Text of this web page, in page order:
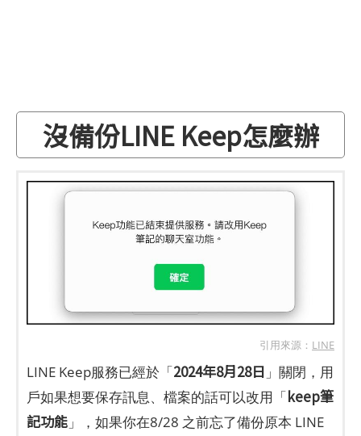
沒備份LINE Keep怎麼辦
引用來源： LINE
LINE Keep服務已經於「2024年8月28日 」關閉，用
戶如果想要保存訊息、檔案的話可以改用「keep筆
記功能 」，如果你在8/28 之前忘了備份原本 LINE